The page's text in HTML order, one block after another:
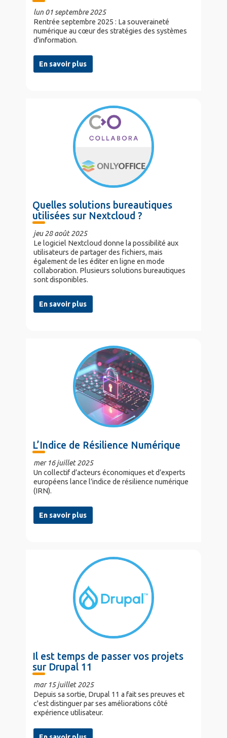
lun 01 septembre 2025
Rentrée septembre 2025 : La souveraineté
numérique au cœur des stratégies des systèmes
d'information.
En savoir plus
Quelles solutions bureautiques
utilisées sur Nextcloud ?
jeu 28 août 2025
Le logiciel Nextcloud donne la possibilité aux
utilisateurs de partager des fichiers, mais
également de les éditer en ligne en mode
collaboration. Plusieurs solutions bureautiques
sont disponibles.
En savoir plus
L’Indice de Résilience Numérique
mer 16 juillet 2025
Un collectif d’acteurs économiques et d’experts
européens lance l’indice de résilience numérique
(IRN).
En savoir plus
Il est temps de passer vos projets
sur Drupal 11
mar 15 juillet 2025
Depuis sa sortie, Drupal 11 a fait ses preuves et
c'est distinguer par ses améliorations côté
expérience utilisateur.